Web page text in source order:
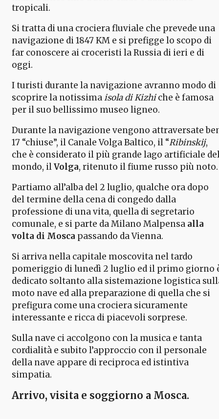
tropicali.
Si tratta di una crociera fluviale che prevede una
navigazione di 1847 KM e si prefigge lo scopo di
far conoscere ai croceristi la Russia di ieri e di
oggi.
I turisti durante la navigazione avranno modo di
scoprire la notissimaisola di Kizhiche è famosa
per il suo bellissimo museo ligneo.
Durante la navigazione vengono attraversate
17 “chiuse”, il Canale Volga Baltico, il “Ribinskij,
che è considerato il più grande lago artificiale
mondo, ilVolga, ritenuto il fiume russo più noto.
Partiamo all’alba del 2 luglio, qualche ora dopo
del termine della cena di congedo dalla
professione di una vita, quella di segretario
comunale, e si parte da Milano Malpensa alla
volta di Mosca passando da Vienna.
Si arriva nella capitale moscovita nel tardo
pomeriggio di lunedì 2 luglio ed il primo giorno
dedicato soltanto alla sistemazione logistica
moto nave ed alla preparazione di quella che si
prefigura come una crociera sicuramente
interessante e ricca di piacevoli sorprese.
Sulla nave ci accolgono con la musica e tanta
cordialità e subito l’approccio con il personale
della nave appare di reciproca ed istintiva
simpatia.
Arrivo, visita e soggiorno a Mosca.